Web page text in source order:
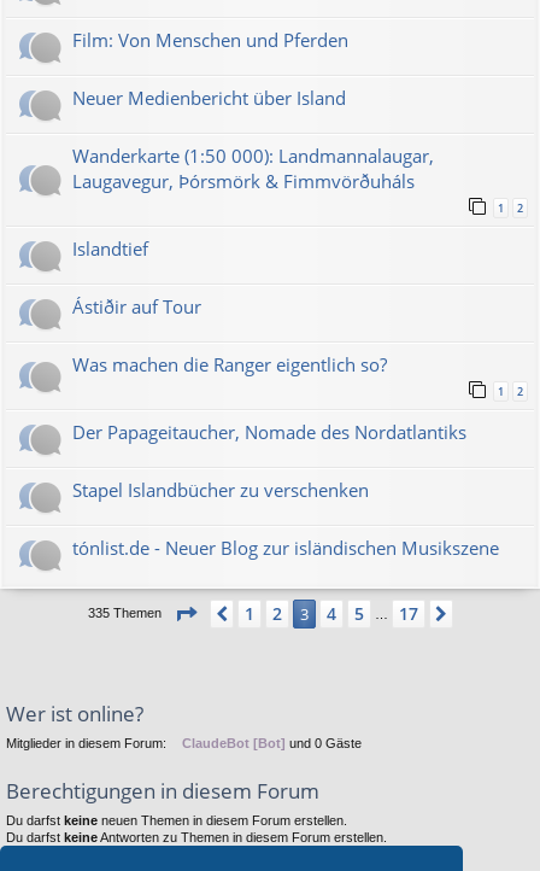
Film: Von Menschen und Pferden
Neuer Medienbericht über Island
Wanderkarte (1:50 000): Landmannalaugar,
Laugavegur, Þórsmörk & Fimmvörðuháls
1 2
Islandtief
Ástiðir auf Tour
Was machen die Ranger eigentlich so?
1 2
Der Papageitaucher, Nomade des Nordatlantiks
Stapel Islandbücher zu verschenken
tónlist.de - Neuer Blog zur isländischen Musikszene
335 Themen Seite 3 von 17
Vorherige
1 2 3 4 5 17
Wer ist online?
Mitglieder in diesem Forum: ClaudeBot [Bot] und 0 Gäste
Berechtigungen in diesem Forum
Du darfst keine neuen Themen in diesem Forum erstellen.
Du darfst keineAntworten zu Themen in diesem Forum erstellen.